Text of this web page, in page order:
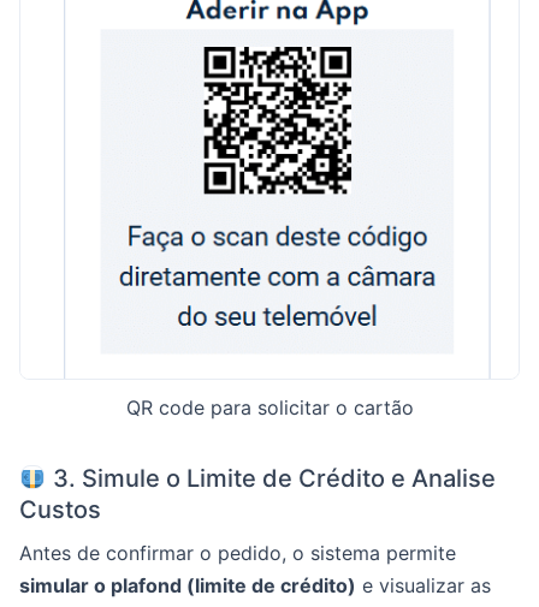
QR code para solicitar o cartão
3. Simule o Limite de Crédito e Analise
Custos
Antes de confirmar o pedido, o sistema permite
simular o plafond (limite de crédito) e visualizar as